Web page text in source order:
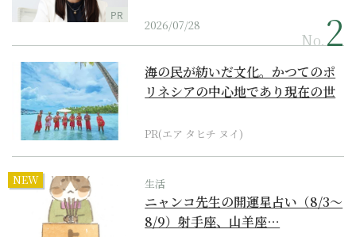
PR
2026/07/28
No.
海の民が紡いだ文化。かつてのポ
リネシアの中心地であり現在の世
PR(エア タヒチ ヌイ)
NEW 生活
ニャンコ先生の開運星占い（8/3～
8/9）射手座、山羊座…